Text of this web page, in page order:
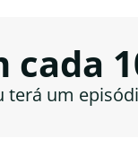
cada
terá um